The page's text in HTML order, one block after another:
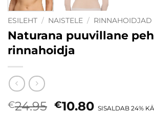
ESILEHT / NAISTELE / RINNAHOIDJAD
Naturana puuvillane
rinnahoidja
€24.95 Algne
€10.80Current
SISALDAB 24%